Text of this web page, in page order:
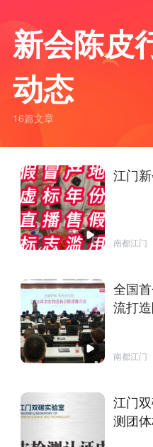
新会陈皮
动态
16篇文章
江门
南都江门
全国
流打
南都江门
江门
测团